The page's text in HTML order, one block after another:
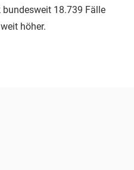
18.739 Fälle
höher.